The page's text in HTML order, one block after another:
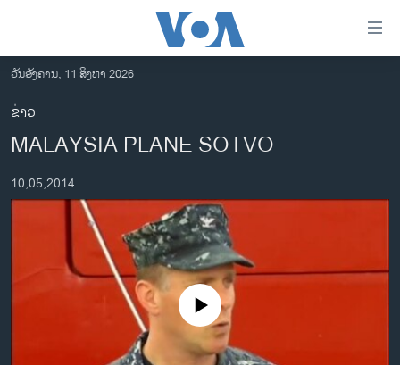
ເຂົ້າ
ຫາ
ຂ້າມ
ຂ້າມ
ໄປ
ຫາ
ອາເມຣິກາ
ການເລືອກຕັ້ງ ປະທານາທີບໍດີ ສະຫະລັດ 2024
ອິດສະຫຼະພາບດ້ານການຂ່າວ
ວັນອັງຄານ, 11 ສິງຫາ 2026
ຂ່າວ
MALAYSIA PLANE SOTVO
10,05,2014
No media source currently available